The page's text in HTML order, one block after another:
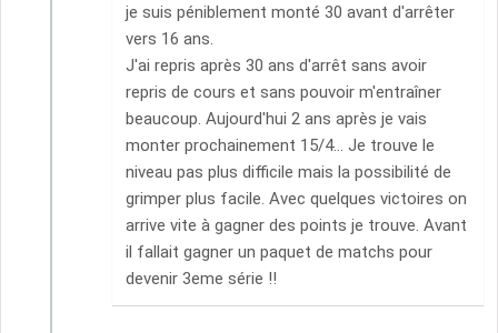
je suis péniblement monté 30 avant d'arrêter
vers 16 ans.
J'ai repris après 30 ans d'arrêt sans avoir
repris de cours et sans pouvoir m'entraîner
beaucoup. Aujourd'hui 2 ans après je vais
monter prochainement 15/4... Je trouve le
niveau pas plus difficile mais la possibilité de
grimper plus facile. Avec quelques victoires on
arrive vite à gagner des points je trouve. Avant
il fallait gagner un paquet de matchs pour
devenir 3eme série !!